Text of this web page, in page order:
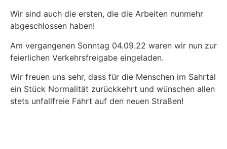
Wir sind auch die ers­ten, die die Arbei­ten nun­mehr
abge­schlos­sen haben!
Am ver­gan­ge­nen Sonn­tag 04.09.22 waren wir nun zur
fei­er­li­chen Ver­kehrs­frei­ga­be eingeladen.
Wir freu­en uns sehr, dass für die Men­schen im Sahrtal
ein Stück Nor­ma­li­tät zurück­kehrt und wün­schen allen
stets unfall­freie Fahrt auf den neu­en Straßen!